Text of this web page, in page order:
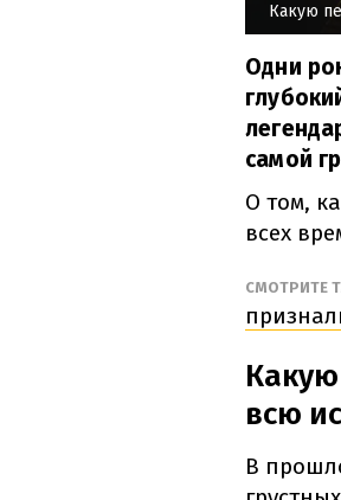
Какую
Одни
самой
О том,
всех
СМОТРИТЕ
всю
В